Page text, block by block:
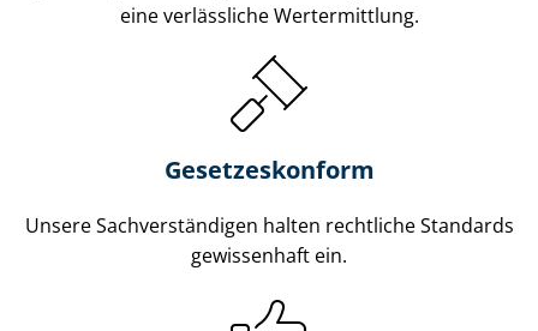
eine verlässliche Wertermittlung.
Gesetzes­konform
Unsere Sach­ver­stän­di­gen halten rechtliche Standards
gewissenhaft ein.